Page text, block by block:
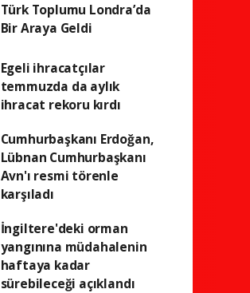
Türk Toplumu Londra’da
Bir Araya Geldi
Egeli ihracatçılar
temmuzda da aylık
ihracat rekoru kırdı
Cumhurbaşkanı Erdoğan,
Lübnan Cumhurbaşkanı
Avn'ı resmi törenle
karşıladı
İngiltere'deki orman
yangınına müdahalenin
haftaya kadar
sürebileceği açıklandı